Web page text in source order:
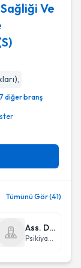
Eğıtım Ve
Ve
,
diğer branş
Tümünü Gör (41)
Ass. Dr. Gökçe Elif Sarıdoğan
Psikiyatri